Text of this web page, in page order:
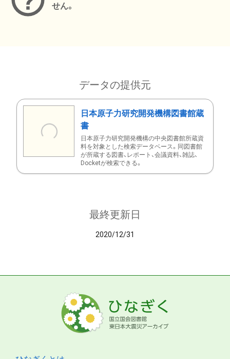
せん。
データの提供元
日本原子力研究開発機構図書館蔵
書
日本原子力研究開発機構の中央図書館所蔵資
料を対象とした検索データベース。同図書館
が所蔵する図書、レポート、会議資料、雑誌、
Docketが検索できる。
最終更新日
2020/12/31